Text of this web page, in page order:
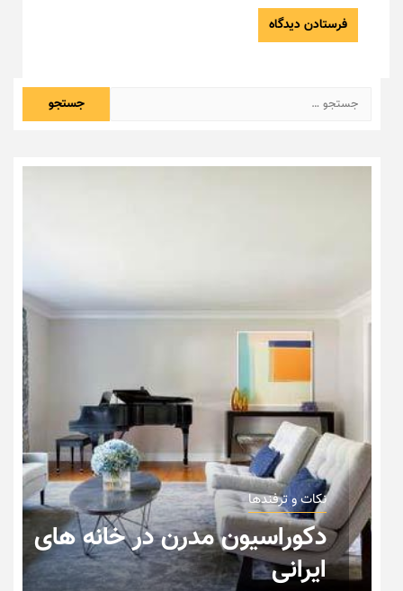
جستجو
برای:
نکات و ترفندها
دکوراسیون داخلی و چیدمان
خانه (جدیدترین ایده‌ها و
عکس‌ها)